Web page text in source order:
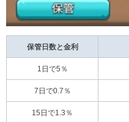
保管日数と金利
1日で5％
7日で0.7％
15日で1.3％